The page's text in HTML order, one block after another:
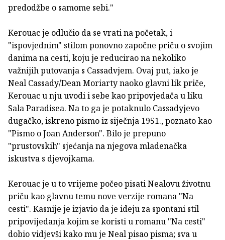
predodžbe o samome sebi."
Kerouac je od­lučio da se vrati na početak, i
"ispovjednim" stilom ponovno za­počne priču o svojim
danima na cesti, koju je reducirao na neko­liko
važnijih putovanja s Cassadvjem. Ovaj put, iako je
Neal Cassady/Dean Moriarty naoko glavni lik priče,
Kerouac u nju uvodi i sebe kao pripovjedača u liku
Sala Paradisea. Na to ga je potaknu­lo Cassadyjevo
dugačko, iskreno pismo iz siječnja 1951., poznato kao
"Pismo o Joan Anderson". Bilo je prepuno
"prustovskih" sjeća­nja na njegova mladenačka
iskustva s djevojkama.
Kerouac je u to vrijeme počeo pisati Nealovu životnu
priču kao glavnu temu nove verzije romana "Na
cesti". Kasnije je izjavio da je ideju za spontani stil
pripovijedanja kojim se koristi u romanu "Na cesti"
dobio vidjev­ši kako mu je Neal pisao pisma; sva u